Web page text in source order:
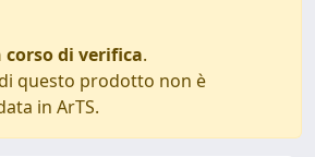
di verifica.
questo prodotto non è
in ArTS.